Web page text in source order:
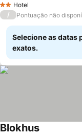
2 Estrelas
Hotel
/ Pontuação não
Selecione as datas
exatos.
Blokhus